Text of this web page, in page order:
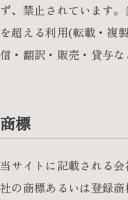
ず、禁止されています
を超える利用(転載・複
信・翻訳・販売・貸与な
商標
当サイトに記載される
社の商標あるいは登録